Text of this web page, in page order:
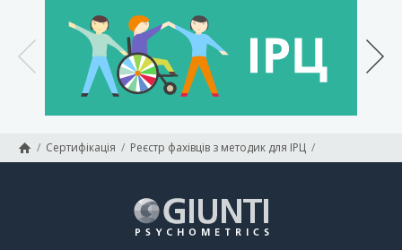
/ Сертифікація / Реєстр фахівців з методик для ІРЦ /